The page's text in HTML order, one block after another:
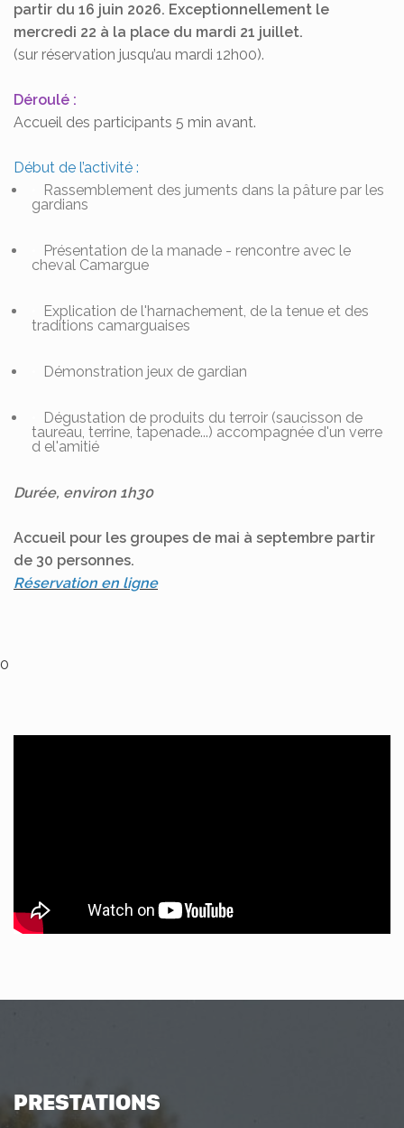
partir du 16 juin 2026. Exceptionnellement le
mercredi 22 à la place du mardi 21 juillet.
(sur réservation jusqu’au mardi 12h00).
Déroulé :
Accueil des participants 5 min avant.
Début de l’activité :
Rassemblement des juments dans la pâture par les
gardians
Présentation de la manade - rencontre avec le
cheval Camargue
Explication de l'harnachement, de la tenue et des
traditions camarguaises
Démonstration jeux de gardian
Dégustation de produits du terroir (saucisson de
taureau, terrine, tapenade...) accompagnée d'un verre
d el'amitié
Durée, environ 1h30
Accueil pour les groupes de mai à septembre partir
de 30 personnes.
Réservation en ligne
0
PRESTATIONS